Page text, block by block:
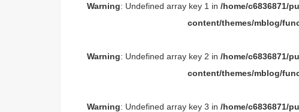
Warning: Undefined array key 1 in /home/c6836871/
content/themes/mblog/
Warning: Undefined array key 2 in /home/c6836871/
content/themes/mblog/
Warning: Undefined array key 3 in /home/c6836871/